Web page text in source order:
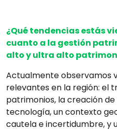
¿Qué tendencias estás
cuanto a la gestión
alto y ultra alto
Actualmente observamos
relevantes en la región: el
patrimonios, la creación
tecnología, un contexto
cautela e incertidumbre, y